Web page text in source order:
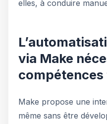
elles, à conduire
via Make
compétences
Make propose une
même sans être